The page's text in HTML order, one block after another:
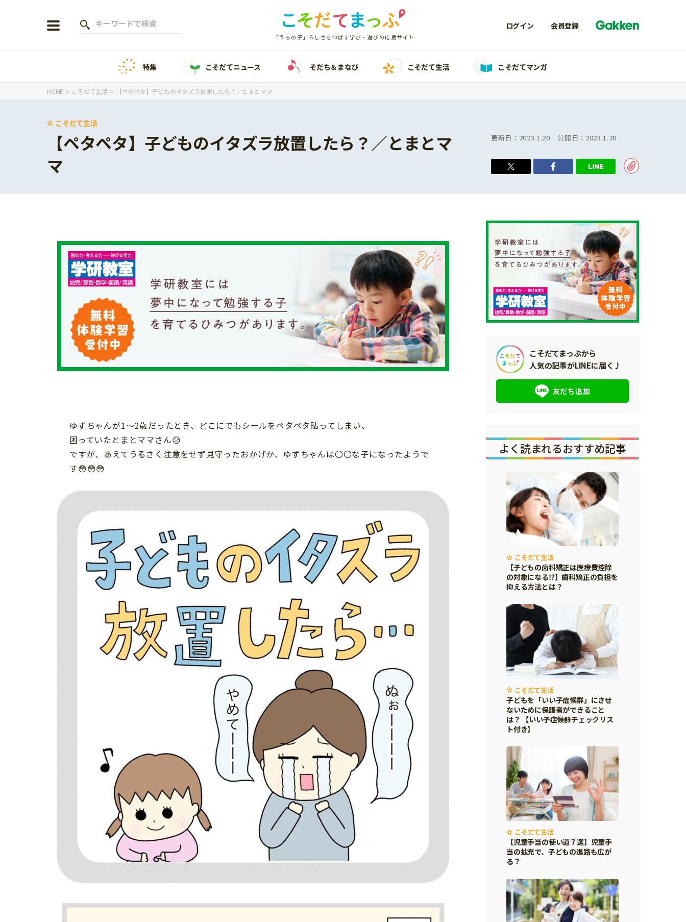
「うちの子」らしさを伸ばす学び・遊びの応援サイト
ログイン 会員登録
年齢から探す
小学3年生
小学4年生
小学5年生
小学6年生
ワーク・ドリル
幼稚園・保育園
科学・プログラミング
教育・学習
絵本・読み聞かせ
自由研究・工作
運動・あそび・ゲーム
こそだて生活
ファッション・美容
行事・イベント
親子でいっしょに
こそだてマンガ
特集 こそだてニュース そだち＆まなび こそだて生活 こそだてマンガ
HOME こそだて生活 【ペタペタ】子どものイタズラ放置したら？／とまとママ
こそだて生活
【ペタペタ】子どものイタズラ放置したら？／とまとマ
マ
更新日： 2023.1.20 公開日： 2023.1.20
ゆずちゃんが1〜2歳だったとき、どこにでもシールをペタペタ貼ってしまい、
困っていたとまとママさん😥
ですが、あえてうるさく注意をせず見守ったおかげか、ゆずちゃんは〇〇な子になったようで
す😳😳😳
こそだてまっぷから
人気の記事がLINEに届く♪
友だち追加
よく読まれるおすすめ記事
こそだて生活
【子どもの歯科矯正は医療費控除
の対象になる⁉】歯科矯正の負担を
抑える方法とは？
こそだて生活
子どもを「いい子症候群」にさせ
ないために保護者ができること
は？ 【いい子症候群チェックリス
ト付き】
こそだて生活
【児童手当の使い道７選】児童手
当の拡充で、子どもの進路も広が
る？